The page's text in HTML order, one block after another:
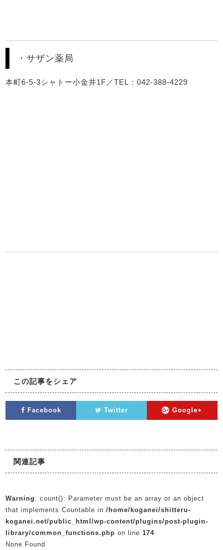
・サザン薬局
本町6-5-3シャトー小金井1F／TEL：042-388-4229
この記事をシェア
Facebook Twitter Google+
関連記事
Warning : count(): Parameter must be an array or an object
that implements Countable in/home/koganei/shitteru-
koganei.net/public_html/wp-content/plugins/post-plugin-
library/common_functions.php on line 174
None Found